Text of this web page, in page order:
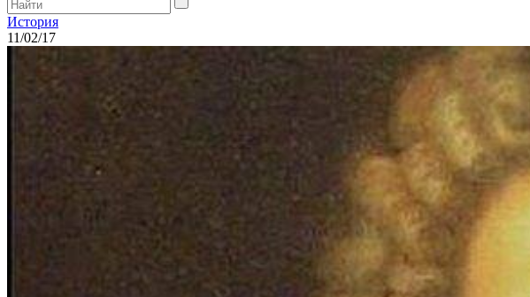
История
11/02/17